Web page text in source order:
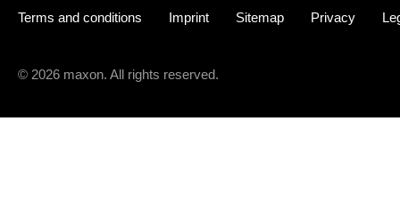
Terms and conditions Imprint Sitemap Privacy
© 2026 maxon. All rights reserved.